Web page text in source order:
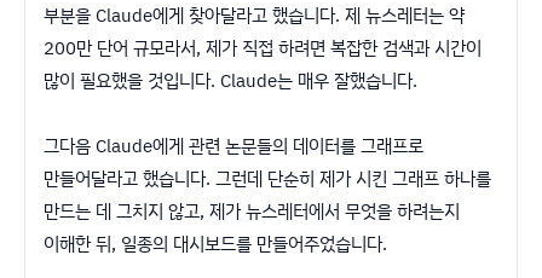
부분을 Claude에게 찾아달라고 했습니다. 제 뉴스레터는 약
200만 단어 규모라서, 제가 직접 하려면 복잡한 검색과 시간이
많이 필요했을 것입니다. Claude는 매우 잘했습니다.
그다음 Claude에게 관련 논문들의 데이터를 그래프로
만들어달라고 했습니다. 그런데 단순히 제가 시킨 그래프 하나를
만드는 데 그치지 않고, 제가 뉴스레터에서 무엇을 하려는지
이해한 뒤, 일종의 대시보드를 만들어주었습니다.